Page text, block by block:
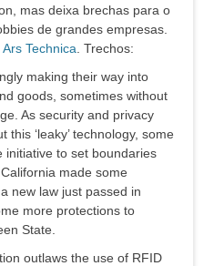
mas deixa brechas para o
de grandes empresas.
Ars Technica . Trechos:
making their way into
goods, sometimes without
As security and privacy
‘leaky’ technology, some
initiative to set boundaries
made some
new law just passed in
more protections to
State.
outlaws the use of RFID